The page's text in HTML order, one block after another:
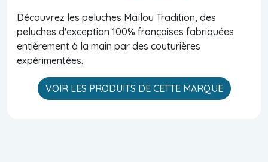
Découvrez les peluches Maïlou Tradition, des
peluches d'exception 100% françaises fabriquées
entièrement à la main par des couturières
expérimentées.
VOIR LES PRODUITS DE CETTE MARQUE